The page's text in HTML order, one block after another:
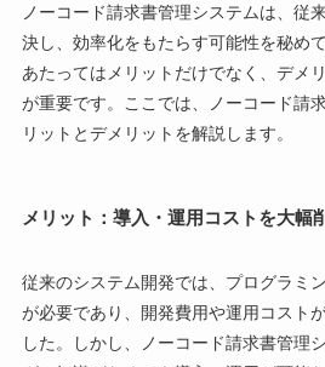
ノーコード請求書管理システムは、従
決し、効率化をもたらす可能性を秘め
あたってはメリットだけでなく、デメ
が重要です。ここでは、ノーコード請
リットとデメリットを解説します。
メリット：導入・運用コストを大幅
従来のシステム開発では、プログラミ
が必要であり、開発費用や運用コスト
した。しかし、ノーコード請求書管理